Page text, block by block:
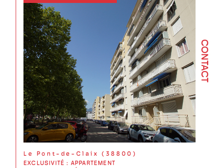
CONTACT
Le Pont-de-Claix (38800)
EXCLUSIVITÉ : APPARTEMENT